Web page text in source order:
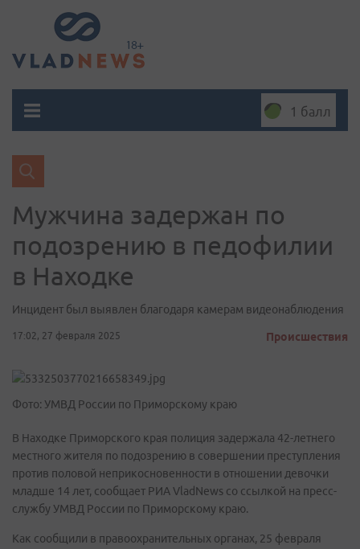
1 балл
Мужчина задержан по
подозрению в педофилии
в Находке
Инцидент был выявлен благодаря камерам видеонаблюдения
17:02, 27 февраля 2025 Происшествия
Фото: УМВД России по Приморскому краю
В Находке Приморского края полиция задержала 42-летнего
местного жителя по подозрению в совершении преступления
против половой неприкосновенности в отношении девочки
младше 14 лет, сообщает РИА VladNews со ссылкой на пресс-
службу УМВД России по Приморскому краю.
Как сообщили в правоохранительных органах, 25 февраля